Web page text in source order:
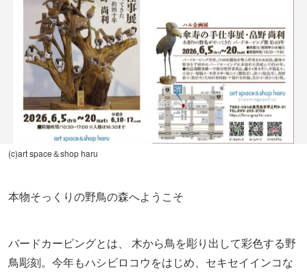
(c)art space＆shop haru
本物そっくりの野鳥の森へようこそ
バードカービングとは、 木から鳥を彫り出して彩色する野
鳥彫刻。今年もハシビロコウをはじめ、セキセイインコな